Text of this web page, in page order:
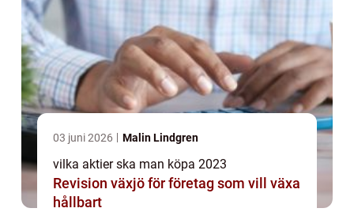
03 juni 2026 Malin Lindgren
vilka aktier ska man köpa 2023
Revision växjö för företag som vill växa
hållbart